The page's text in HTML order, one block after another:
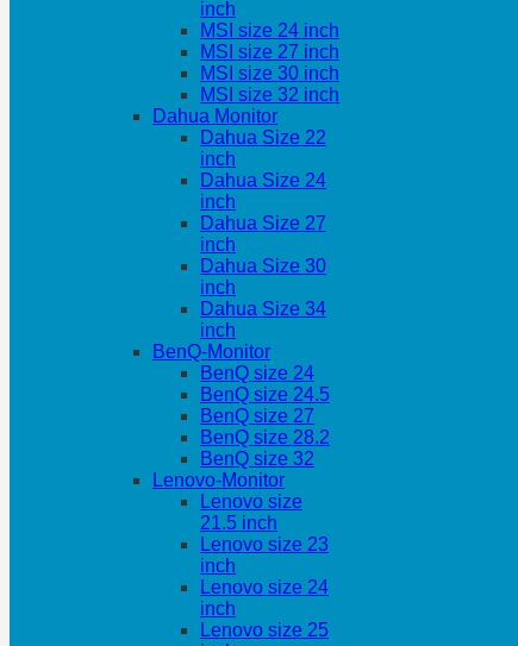
inch
MSI size 24 inch
MSI size 27 inch
MSI size 30 inch
MSI size 32 inch
Dahua Monitor
Dahua Size 22
inch
Dahua Size 24
inch
Dahua Size 27
inch
Dahua Size 30
inch
Dahua Size 34
inch
BenQ-Monitor
BenQ size 24
BenQ size 24.5
BenQ size 27
BenQ size 28.2
BenQ size 32
Lenovo-Monitor
Lenovo size
21.5 inch
Lenovo size 23
inch
Lenovo size 24
inch
Lenovo size 25